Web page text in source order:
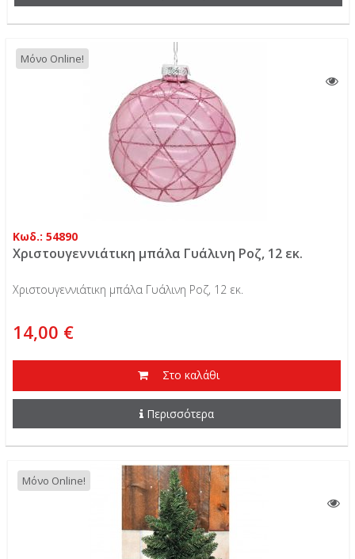
Μόνο Online!
Κωδ.: 54890
Χριστουγεννιάτικη μπάλα Γυάλινη Ροζ, 12 εκ.
Χριστουγεννιάτικη μπάλα Γυάλινη Ροζ, 12 εκ.
14,00 €
Στο καλάθι
Περισσότερα
Μόνο Online!